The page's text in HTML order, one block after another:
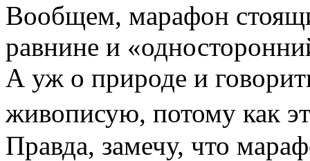
Вообщем, марафон
равнине и
А уж о природе и
живописую, потому как
Правда, замечу, что